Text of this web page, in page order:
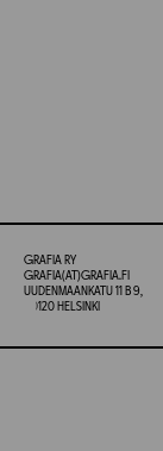
GRAFIA RY
GRAFIA(AT)GRAFIA.FI
UUDENMAANKATU 11 B 9,
00120 HELSINKI